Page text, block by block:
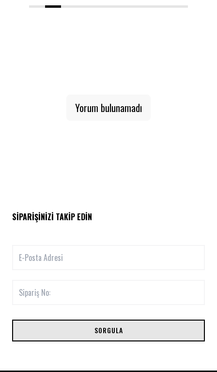
1 2 3 4 5 6 7 8 9 10
Yorum bulunamadı
SIPARIŞINIZI TAKIP EDIN
SORGULA